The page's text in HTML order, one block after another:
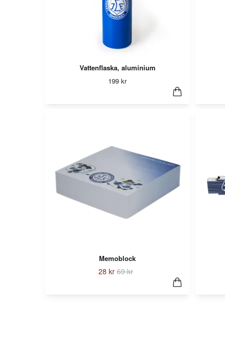
Vattenflaska, aluminium
199 kr
Memoblock
28 kr 69 kr